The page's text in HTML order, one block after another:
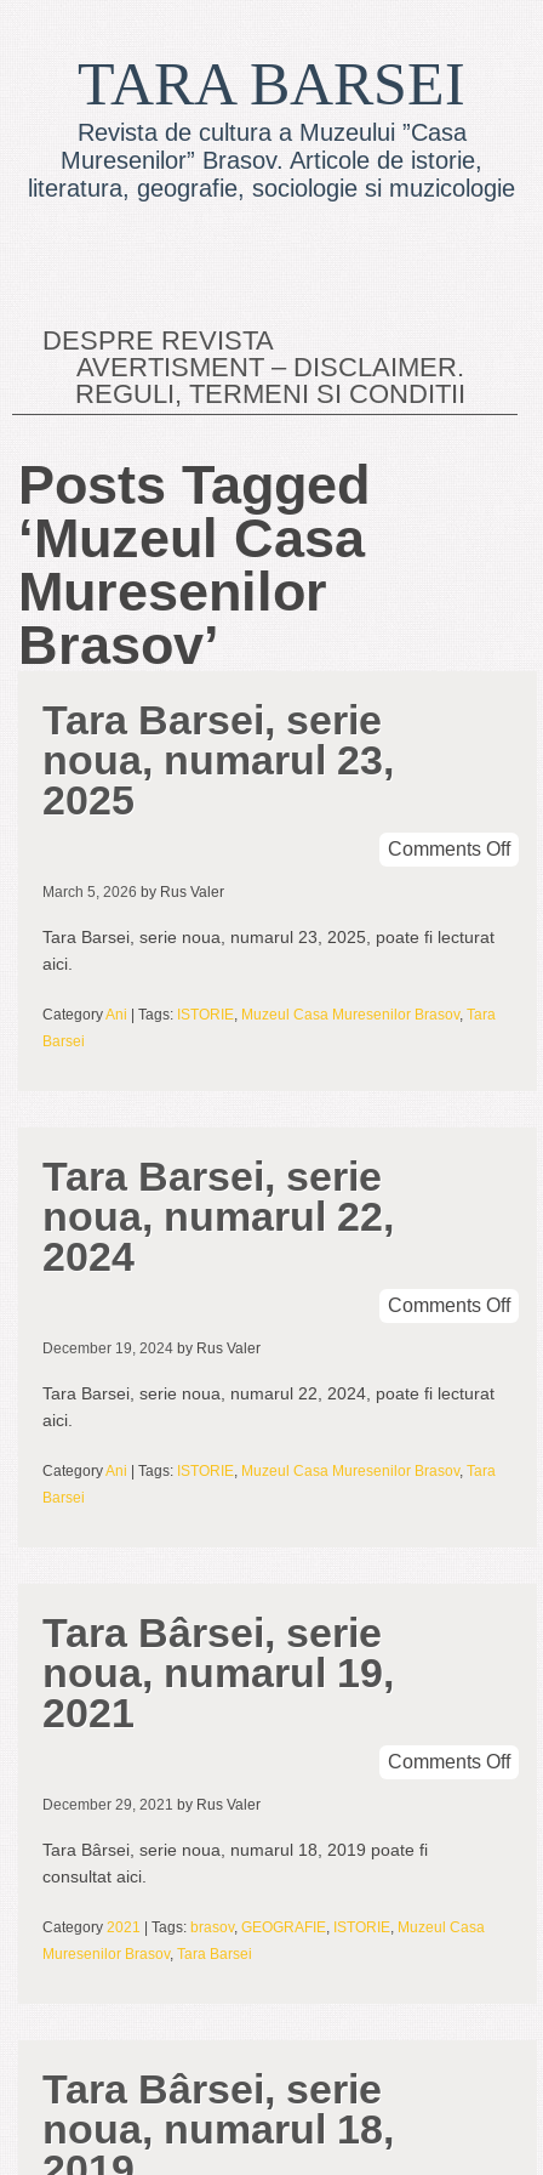
TARA BARSEI
Revista de cultura a Muzeului ”Casa
Muresenilor” Brasov. Articole de istorie,
literatura, geografie, sociologie si muzicologie
DESPRE REVISTA
AVERTISMENT – DISCLAIMER.
REGULI, TERMENI SI CONDITII
Posts Tagged
‘Muzeul Casa
Muresenilor
Brasov’
Tara Barsei, serie
noua, numarul 23,
2025
Comments Offon
March 5, 2026 by Rus Valer
Tara Barsei, serie noua, numarul 23, 2025, poate fi lecturat
aici.
CategoryAni | Tags: ISTORIE, Muzeul Casa Muresenilor Brasov, Tara
Barsei
Tara Barsei, serie
noua, numarul 22,
2024
Comments Offon
December 19, 2024 by Rus Valer
Tara Barsei, serie noua, numarul 22, 2024, poate fi lecturat
aici.
CategoryAni | Tags: ISTORIE, Muzeul Casa Muresenilor Brasov, Tara
Barsei
Tara Bârsei, serie
noua, numarul 19,
2021
Comments Offon
December 29, 2021 by Rus Valer
Tara Bârsei, serie noua, numarul 18, 2019 poate fi
consultat aici.
Category 2021 | Tags: brasov, GEOGRAFIE, ISTORIE, Muzeul Casa
Muresenilor Brasov, Tara Barsei
Tara Bârsei, serie
noua, numarul 18,